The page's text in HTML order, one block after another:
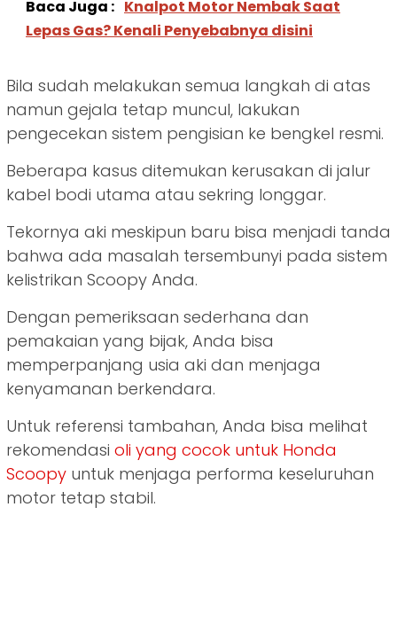
Baca Juga : Knalpot Motor Nembak Saat
Lepas Gas? Kenali Penyebabnya disini
Bila sudah melakukan semua langkah di atas
namun gejala tetap muncul, lakukan
pengecekan sistem pengisian ke bengkel resmi.
Beberapa kasus ditemukan kerusakan di jalur
kabel bodi utama atau sekring longgar.
Tekornya aki meskipun baru bisa menjadi tanda
bahwa ada masalah tersembunyi pada sistem
kelistrikan Scoopy Anda.
Dengan pemeriksaan sederhana dan
pemakaian yang bijak, Anda bisa
memperpanjang usia aki dan menjaga
kenyamanan berkendara.
Untuk referensi tambahan, Anda bisa melihat
rekomendasi oli yang cocok untuk Honda
Scoopy untuk menjaga performa keseluruhan
motor tetap stabil.